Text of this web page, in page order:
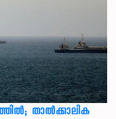
താല്‍ക്കാലിക